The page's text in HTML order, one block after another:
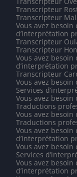
Transcripteur
Transcripteur
Vous avez besoin
d’interprétation
Transcripteur
Transcripteur
Vous avez besoin
d’interprétation
Transcripteur
Vous avez
Services
Vous avez
Traductions
Vous avez besoin
Traductions
Vous avez besoin
d’interprétation
Vous avez
Services
Vous avez besoin
d’interprétation